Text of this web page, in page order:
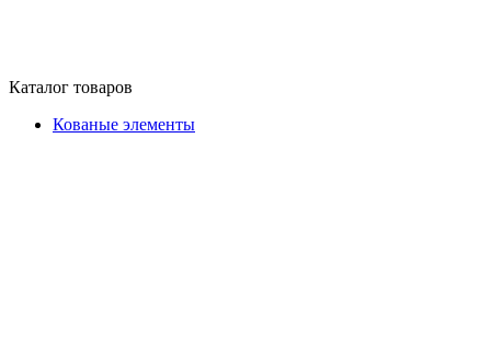
Каталог товаров
Кованые элементы